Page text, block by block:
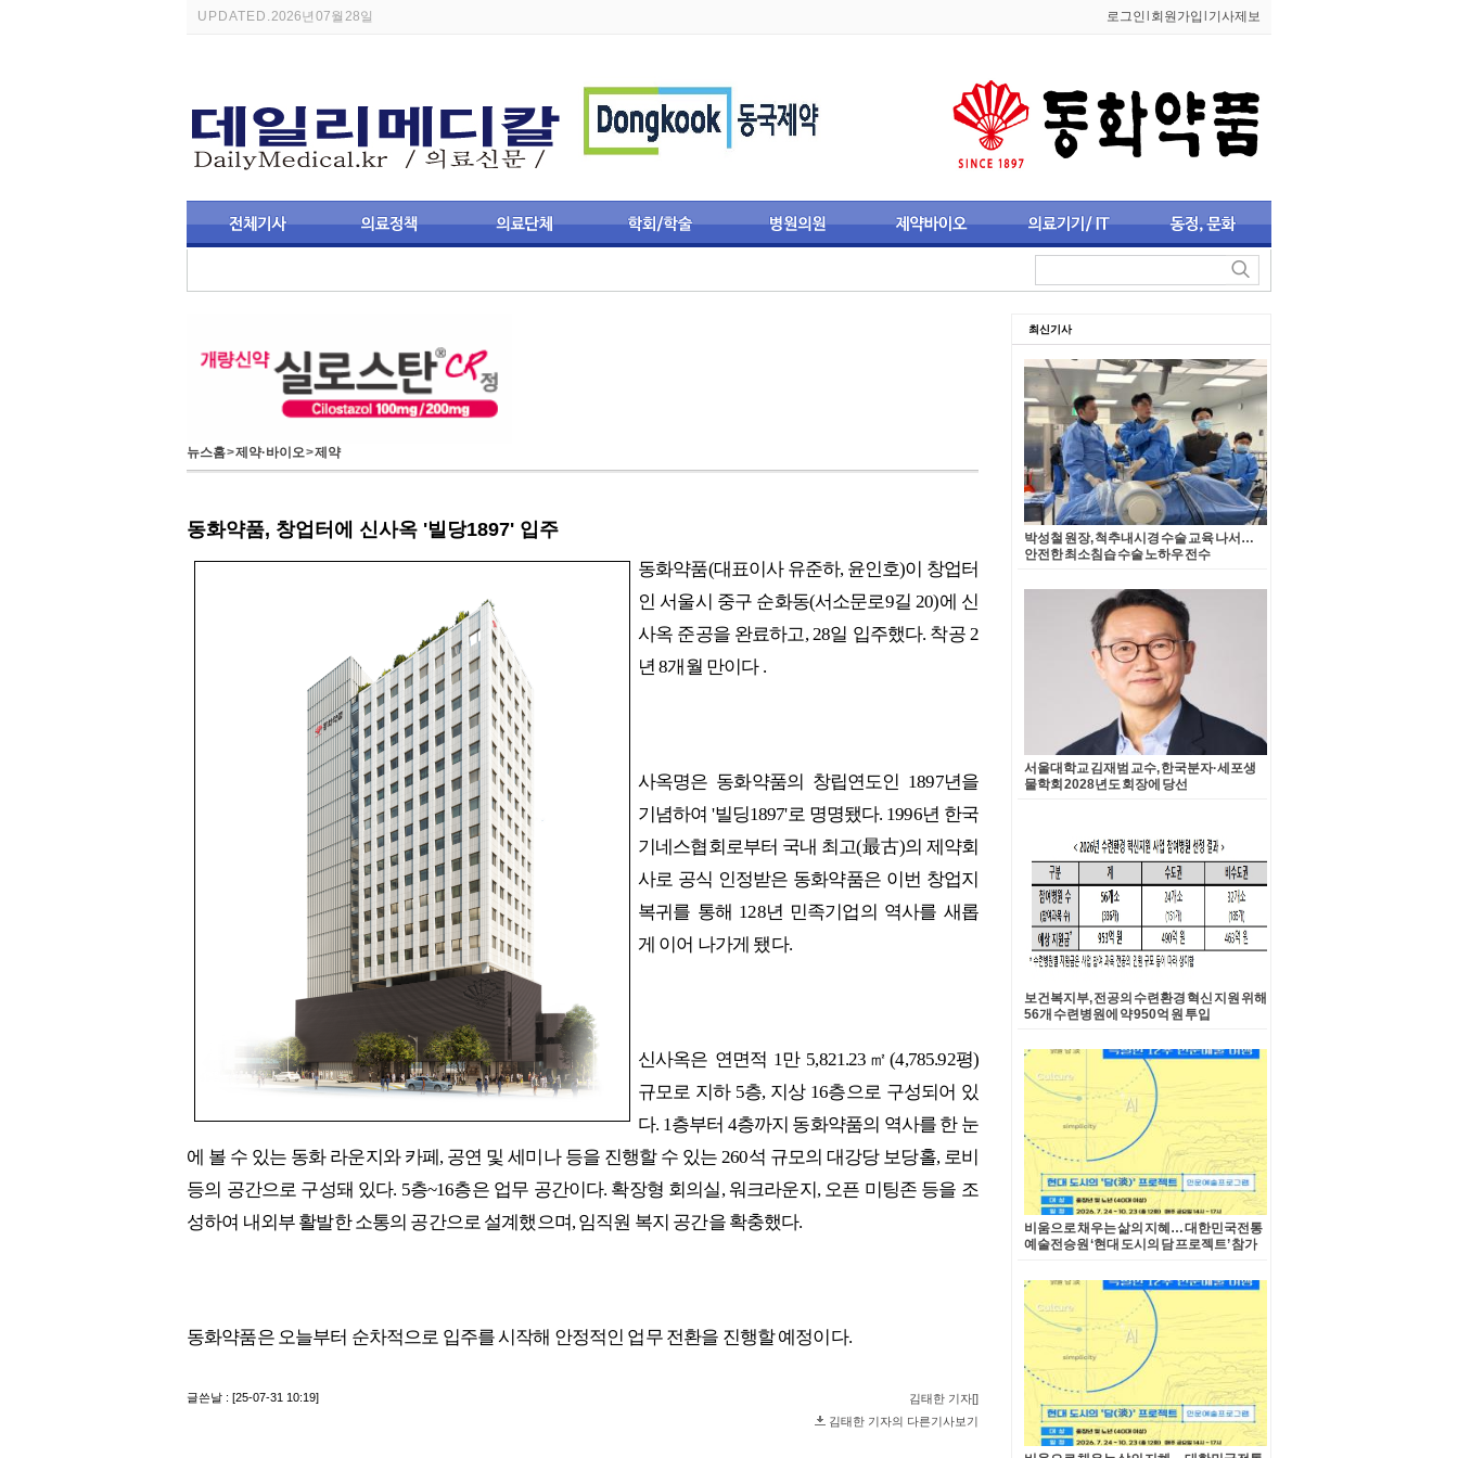
UPDATED.2026년 07월 28일 로그인 회원가입 기사제보
뉴스홈>제약·바이오>제약
최신기사
박성철 원장, 척추내시경 수술 교육 나서…
안전한 최소침습 수술 노하우 전수
서울대학교 김재범 교수, 한국분자·세포생
물학회 2028년도 회장에 당선
보건복지부, 전공의 수련환경 혁신 지원 위해
56개 수련병원에 약 950억 원 투입
비움으로 채우는 삶의 지혜… 대한민국전통
예술전승원 ‘현대 도시의 담 프로젝트’ 참가